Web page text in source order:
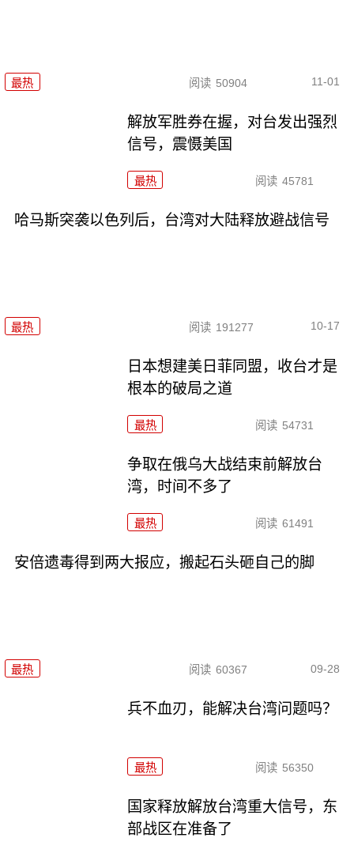
最热 阅读 50904 11-01
解放军胜券在握，对台发出强烈
信号，震慑美国
最热 阅读 45781
哈马斯突袭以色列后，台湾对大陆释放避战信号
最热 阅读 191277 10-17
日本想建美日菲同盟，收台才是
根本的破局之道
最热 阅读 54731
争取在俄乌大战结束前解放台
湾，时间不多了
最热 阅读 61491
安倍遗毒得到两大报应，搬起石头砸自己的脚
最热 阅读 60367 09-28
兵不血刃，能解决台湾问题吗？
最热 阅读 56350
国家释放解放台湾重大信号，东
部战区在准备了